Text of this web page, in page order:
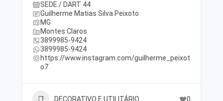
SEDE / DART 44
Guilherme Matias Silva Peixoto
MG
Montes Claros
3899985-9424
3899985-9424
https://www.instagram.com/guilherme_peixot
o7
DECORATIVO E UTILITÁRIO 0